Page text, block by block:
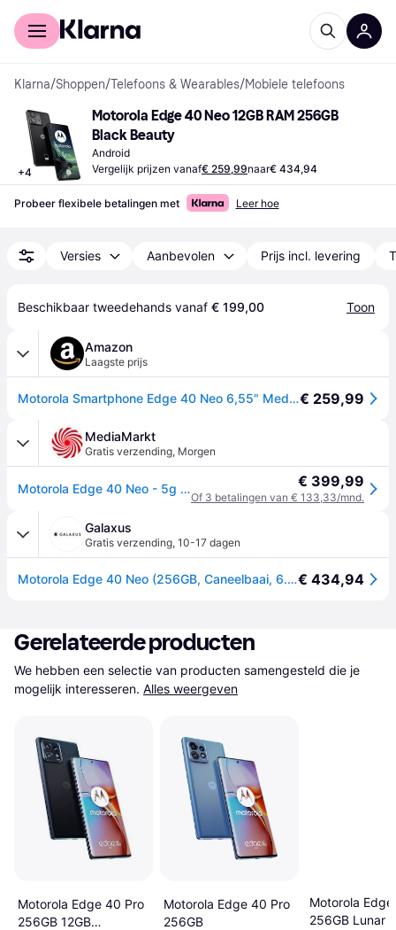
Voor shoppers
Klarna/Shoppen/Telefoons & Wearables/Mobiele telefoons
+4
Motorola Edge 40 Neo 12GB RAM 256GB
Black Beauty
Android
Vergelijk prijzen vanaf€ 259,99naar€ 434,94
Probeer flexibele betalingen met Leer hoe
Versies Aanbevolen Prijs incl. levering
Beschikbaar tweedehands vanaf € 199,00 Toon
Amazon
Laagste prijs
Motorola Smartphone Edge 40 Neo 6,55" Mediatek Dimensity 1050 12 GB RAM 256 GB Zwart€ 259,99
MediaMarkt
Gratis verzending, Morgen
Motorola Edge 40 Neo - 5g 256 Gb Zwart € 399,99
Of 3 betalingen van € 133,33/mnd.
Galaxus
Gratis verzending, 10-17 dagen
Motorola Edge 40 Neo (256GB, Caneelbaai, 6.55", SIM + eSIM, 5G), Smartphone, Turkoois, Blauw€ 434,94
Gerelateerde producten
We hebben een selectie van producten samengesteld die je
mogelijk interesseren. Alles weergeven
Motorola Edge 40 Pro
256GB 12GB
Motorola Edge 40 Pro
256GB
Motorola
256GB Lunar